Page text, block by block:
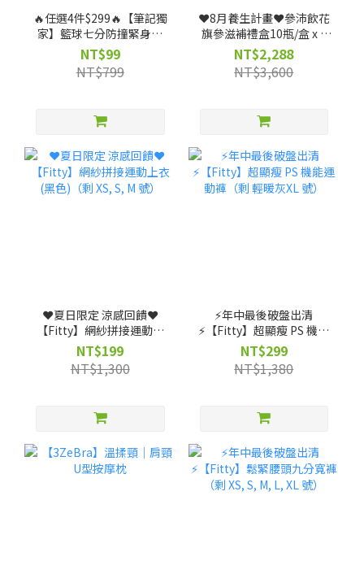
🔥任選4件$299🔥【筆記獨
家】籃球七分防撞緊身束
褲
NT$99
NT$799
❤️8月養生計畫❤️參沛飲花
旗參滋補禮盒10瓶/盒 x 3
盒 (效期: 20261223)--僅限
宅配
NT$2,288
NT$3,600
❤️夏日限定 涼感回饋❤️
【Fitty】網紗拼接運動上
衣(黑色)（剩 XS, S, M 號）
NT$199
NT$1,300
⚡️年中最後破盤出清
⚡️【Fitty】超顯瘦 PS 機能
運動褲（剩 輕暖灰XL 號）
NT$299
NT$1,380